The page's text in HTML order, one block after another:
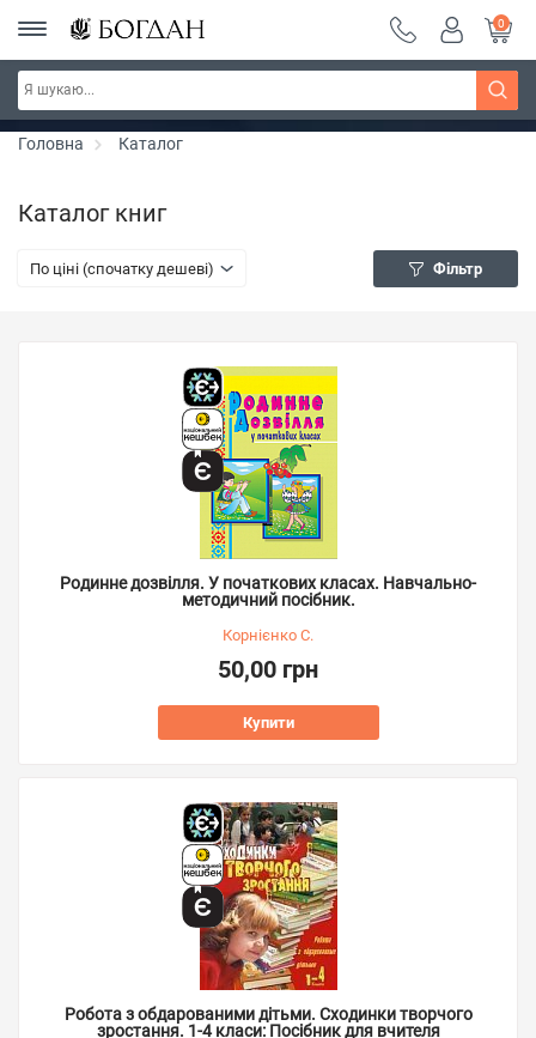
РОЗПРОДАЖ ~ 150 грн ~ 200 грн ~ 250 грн ~
300 грн ~ РОЗПРОДАЖ
Дізнатись більше
0
Головна Каталог
Каталог книг
По ціні (спочатку дешеві) Фільтр
Родинне дозвілля. У початкових класах. Навчально-
методичний посібник.
Корнієнко С.
50,00 грн
Купити
Робота з обдарованими дітьми. Сходинки творчого
зростання. 1-4 класи: Посібник для вчителя